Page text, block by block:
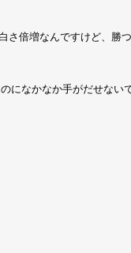
倍増なんですけど、勝
になかなか手がだせない